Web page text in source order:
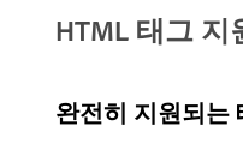
HTML 태그 지
완전히 지원되는